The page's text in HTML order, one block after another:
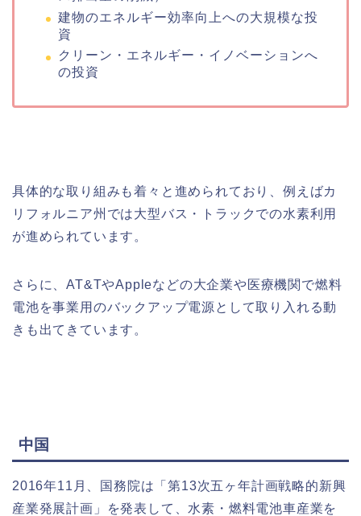
建物のエネルギー効率向上への大規模な投
資
クリーン・エネルギー・イノベーションへ
の投資
具体的な取り組みも着々と進められており、例えばカ
リフォルニア州では大型バス・トラックでの水素利用
が進められています。
さらに、AT&TやAppleなどの大企業や医療機関で燃料
電池を事業用のバックアップ電源として取り入れる動
きも出てきています。
中国
2016年11月、国務院は「第13次五ヶ年計画戦略的新興
産業発展計画」を発表して、水素・燃料電池車産業を